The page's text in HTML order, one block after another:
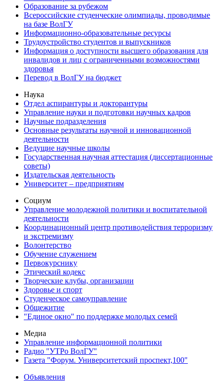
Образование за рубежом
Всероссийские студенческие олимпиады, проводимые
на базе ВолГУ
Информационно-образовательные ресурсы
Трудоустройство студентов и выпускников
Информация о доступности высшего образования для
инвалидов и лиц с ограниченными возможностями
здоровья
Перевод в ВолГУ на бюджет
Наука
Отдел аспирантуры и докторантуры
Управление науки и подготовки научных кадров
Научные подразделения
Основные результаты научной и инновационной
деятельности
Ведущие научные школы
Государственная научная аттестация (диссертационные
советы)
Издательская деятельность
Университет – предприятиям
Социум
Управление молодежной политики и воспитательной
деятельности
Координационный центр противодействия терроризму
и экстремизму
Волонтерство
Обучение служением
Первокурснику
Этический кодекс
Творческие клубы, организации
Здоровье и спорт
Студенческое самоуправление
Общежитие
"Единое окно" по поддержке молодых семей
Медиа
Управление информационной политики
Радио "УТРо ВолГУ"
Газета "Форум. Университетский проспект,100"
Объявления